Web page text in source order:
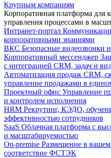
Крупным компаниям
Корпоративная платформа
управления процессами в
Интранет-портал
корпоративными знаниями
ВКС Безопасные видеозвонки
Корпоративный мессенджер
с интеграцией CRM, задач и
Автоматизация продаж CRM,
управление продажами в
Проектный офис Управление
и контролем исполнения
HRM Рекрутинг, КЭДО,
эффективностью сотрудников
SaaS Облачная платформа с
и масштабируемостью
On-premise Размещение в
соответствие ФСТЭК